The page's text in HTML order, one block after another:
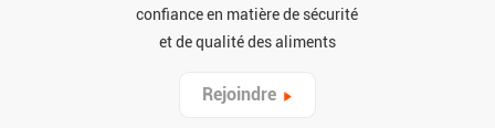
confiance en matière de sécurité
et de qualité des aliments
Rejoindre